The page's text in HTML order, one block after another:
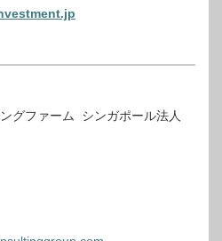
グファーム シンガポール法人